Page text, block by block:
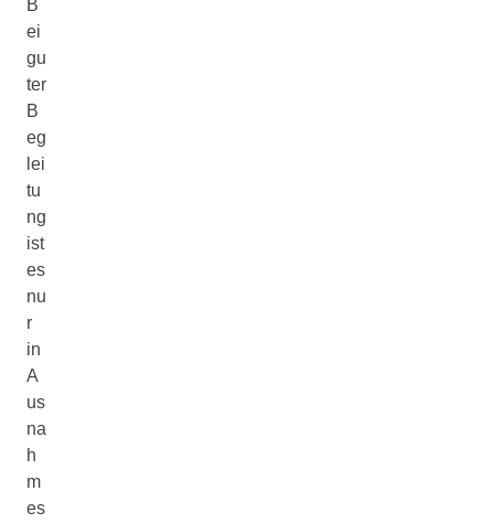
B
ei
gu
ter
B
eg
lei
tu
ng
ist
es
nu
r
in
A
us
na
h
m
es